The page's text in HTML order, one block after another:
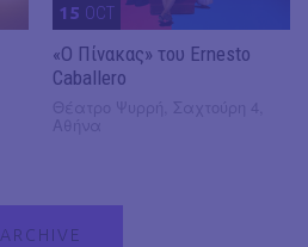
15 OCT
«Ο Πίνακας» του Ernesto
Caballero
ARCHIVE